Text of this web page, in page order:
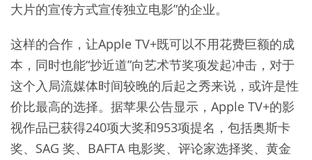
大片的宣传方式宣传独立电影”的企业。
这样的合作，让Apple TV+既可以不用花费巨额的成
本，同时也能“抄近道”向艺术节奖项发起冲击，对于
这个入局流媒体时间较晚的后起之秀来说，或许是性
价比最高的选择。据苹果公告显示，Apple TV+的影
视作品已获得240项大奖和953项提名，包括奥斯卡
奖、SAG 奖、BAFTA 电影奖、评论家选择奖、黄金